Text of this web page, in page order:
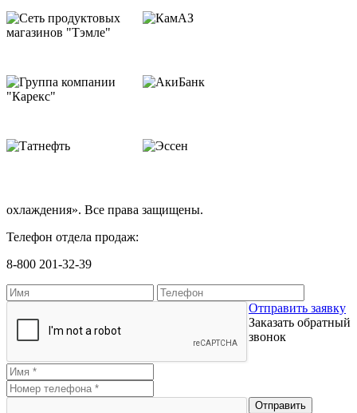
охлаждения». Все права защищены.
Телефон отдела продаж:
8-800 201-32-39
Отправить заявку
Заказать обратный
звонок